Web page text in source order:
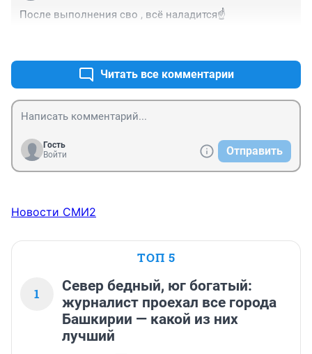
После выполнения сво , всё наладится☝️
Читать все комментарии
Гость
Войти
Отправить
Новости СМИ2
ТОП 5
1
Север бедный, юг богатый:
журналист проехал все города
Башкирии — какой из них
лучший